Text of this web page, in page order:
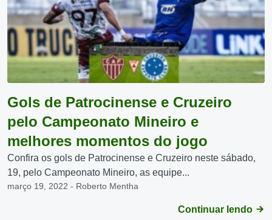
Gols de Patrocinense e Cruzeiro
pelo Campeonato Mineiro e
melhores momentos do jogo
Confira os gols de Patrocinense e Cruzeiro neste sábado,
19, pelo Campeonato Mineiro, as equipe...
março 19, 2022 - Roberto Mentha
Continuar lendo